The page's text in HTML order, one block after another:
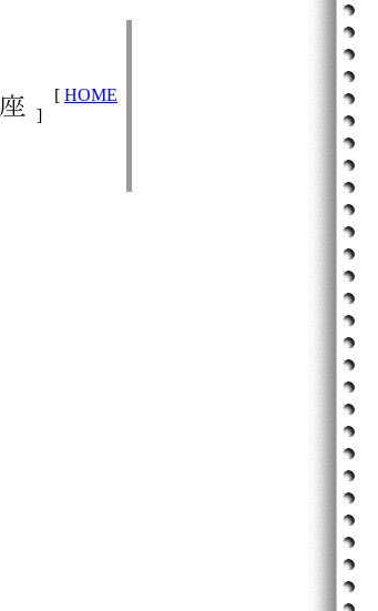
[ HOME
]